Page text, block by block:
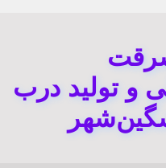
و تولید درب